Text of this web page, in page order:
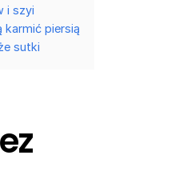
i szyi
karmić piersią
sutki